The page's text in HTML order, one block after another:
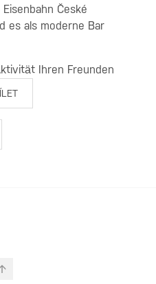
České
es als moderne Bar
Ihren Freunden